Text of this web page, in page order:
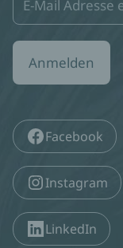
Anmelden
Facebook
Instagram
LinkedIn